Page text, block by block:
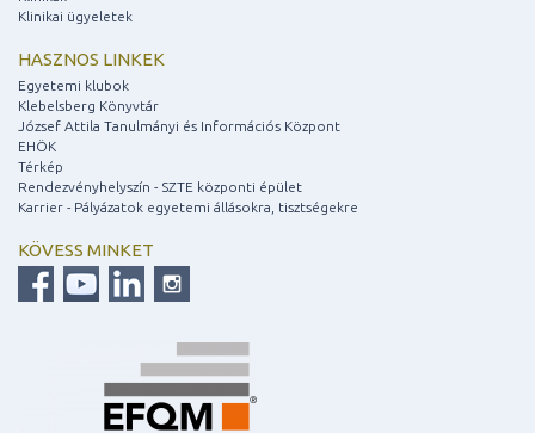
Klinikai ügyeletek
HASZNOS LINKEK
Egyetemi klubok
Klebelsberg Könyvtár
József Attila Tanulmányi és Információs Központ
EHÖK
Térkép
Rendezvényhelyszín - SZTE központi épület
Karrier - Pályázatok egyetemi állásokra, tisztségekre
KÖVESS MINKET